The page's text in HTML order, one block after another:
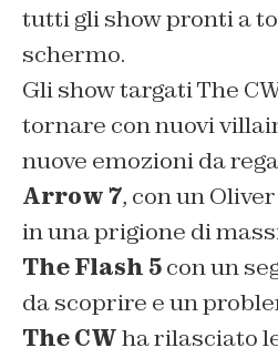
tutti gli show pronti a
schermo.
Gli show targati The
tornare con nuovi
nuove emozioni da
Arrow 7, con un
in una prigione di
The Flash 5con un
da scoprire e un
The CWha rilasciato